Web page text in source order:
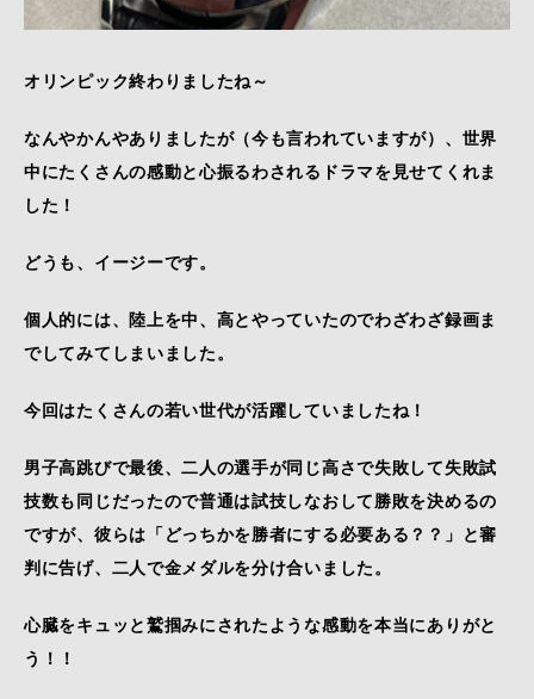
オリンピック終わりましたね～
なんやかんやありましたが（今も言われていますが）、世界
中にたくさんの感動と心振るわされるドラマを見せてくれま
した！
どうも、イージーです。
個人的には、陸上を中、高とやっていたのでわざわざ録画ま
でしてみてしまいました。
今回はたくさんの若い世代が活躍していましたね！
男子高跳びで最後、二人の選手が同じ高さで失敗して失敗試
技数も同じだったので普通は試技しなおして勝敗を決めるの
ですが、彼らは「どっちかを勝者にする必要ある？？」と審
判に告げ、二人で金メダルを分け合いました。
心臓をキュッと鷲掴みにされたような感動を本当にありがと
う！！